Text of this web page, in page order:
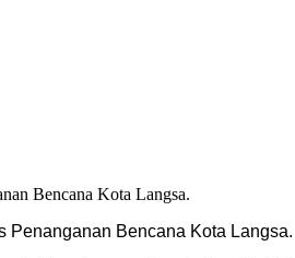
Penanganan Bencana Kota Langsa.